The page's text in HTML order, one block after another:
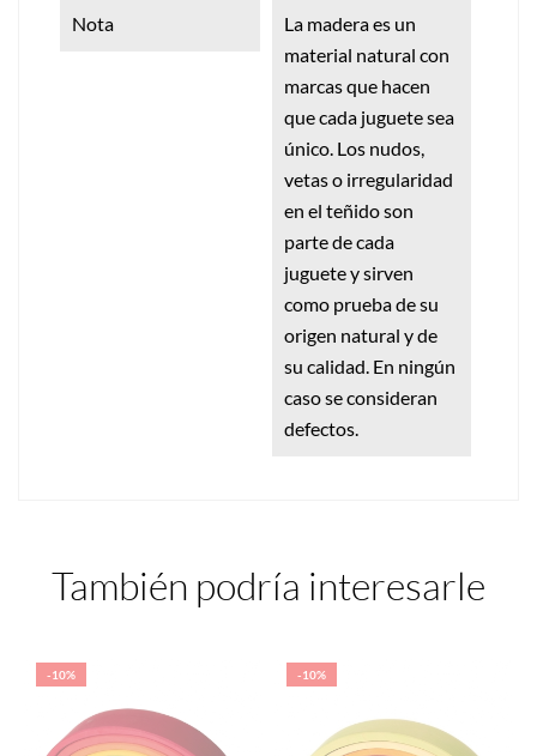
Nota
La madera es un
material natural con
marcas que hacen
que cada juguete sea
único. Los nudos,
vetas o irregularidad
en el teñido son
parte de cada
juguete y sirven
como prueba de su
origen natural y de
su calidad. En ningún
caso se consideran
defectos.
También podría interesarle
-10% -10%